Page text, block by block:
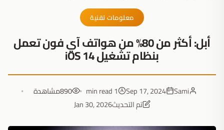
معلومات تقنية
أبل: أكثر من 80% من هواتف آي فون تعمل
بنظام تشغيل iOS 14
Sami
Sep 17, 2024
1 min read
890مشاهدة
تم التحديثJan 30, 2026